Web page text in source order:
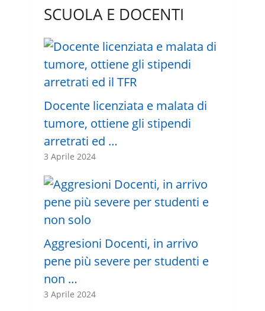
SCUOLA E DOCENTI
Docente licenziata e malata di
tumore, ottiene gli stipendi
arretrati ed …
3 Aprile 2024
Aggresioni Docenti, in arrivo
pene più severe per studenti e
non …
3 Aprile 2024